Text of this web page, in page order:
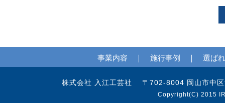
事業内容 ｜ 施行事例 ｜ 選ば
株式会社 入江工芸社 〒702-8004 岡山市
Copyright(C) 2015